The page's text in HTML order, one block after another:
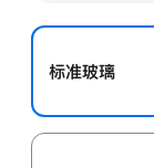
标准玻璃